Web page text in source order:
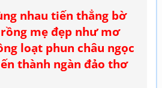
nhau tiến thẳng bờ
mẹ đẹp như mơ
loạt phun châu ngọc
thành ngàn đảo thơ